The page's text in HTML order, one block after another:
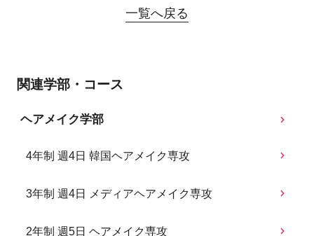
一覧へ戻る
関連学部・コース
ヘアメイク学部
4年制 週4日 韓国ヘアメイク専攻
3年制 週4日 メディアヘアメイク専攻
2年制 週5日 ヘアメイク専攻